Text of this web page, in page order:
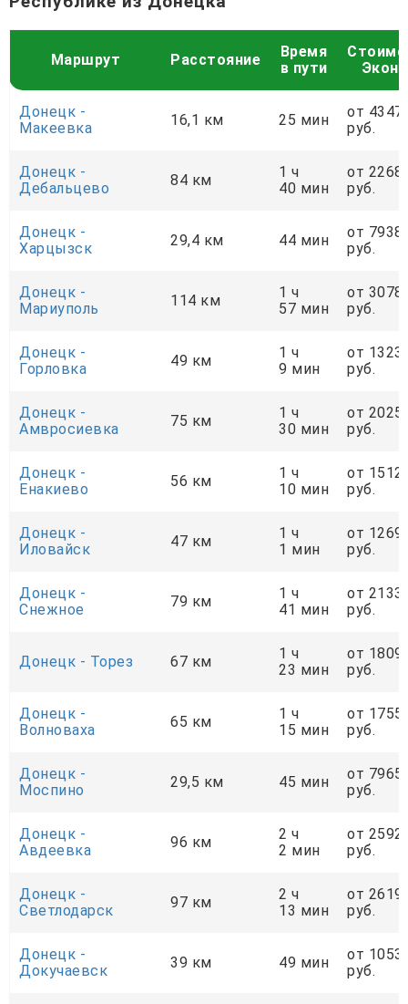
Маршрут Расстояние
Время
в пути
Донецк -
Макеевка
16,1 км 25 мин
от 4347
руб.
Донецк -
Дебальцево
84 км
1 ч
40 мин
от 2268
руб.
Донецк -
Харцызск
29,4 км 44 мин
от 7938
руб.
Донецк -
Мариуполь
114 км
1 ч
57 мин
от 3078
руб.
Донецк -
Горловка
49 км
1 ч
9 мин
от 1323
руб.
Донецк -
Амвросиевка
75 км
1 ч
30 мин
от 2025
руб.
Донецк -
Енакиево
56 км
1 ч
10 мин
от 1512
руб.
Донецк -
Иловайск
47 км
1 ч
1 мин
от 1269
руб.
Донецк -
Снежное
79 км
1 ч
41 мин
от 2133
руб.
Донецк - Торез 67 км
1 ч
23 мин
от 1809
руб.
Донецк -
Волноваха
65 км
1 ч
15 мин
от 1755
руб.
Донецк -
Моспино
29,5 км 45 мин
от 7965
руб.
Донецк -
Авдеевка
96 км
2 ч
2 мин
от 2592
руб.
Донецк -
Светлодарск
97 км
2 ч
13 мин
от 2619
руб.
Донецк -
Докучаевск
39 км 49 мин
от 1053
руб.